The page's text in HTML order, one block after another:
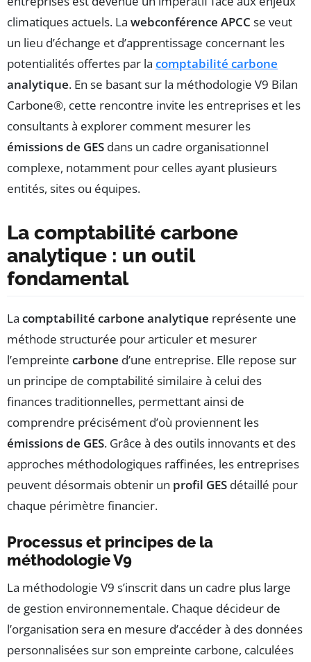
climatiques actuels. La webconférence APCC se veut
un lieu d’échange et d’apprentissage concernant les
potentialités offertes par la comptabilité carbone
analytique. En se basant sur la méthodologie V9 Bilan
Carbone®, cette rencontre invite les entreprises et les
consultants à explorer comment mesurer les
émissions de GES dans un cadre organisationnel
complexe, notamment pour celles ayant plusieurs
entités, sites ou équipes.
La comptabilité carbone
analytique : un outil
fondamental
La comptabilité carbone analytique représente une
méthode structurée pour articuler et mesurer
l’empreinte carbone d’une entreprise. Elle repose sur
un principe de comptabilité similaire à celui des
finances traditionnelles, permettant ainsi de
comprendre précisément d’où proviennent les
émissions de GES. Grâce à des outils innovants et des
approches méthodologiques raffinées, les entreprises
peuvent désormais obtenir un profil GES détaillé pour
chaque périmètre financier.
Processus et principes de la
méthodologie V9
La méthodologie V9 s’inscrit dans un cadre plus large
de gestion environnementale. Chaque décideur de
l’organisation sera en mesure d’accéder à des données
personnalisées sur son empreinte carbone, calculées